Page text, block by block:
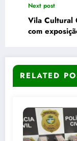
Next post
Vila Cultural
com
RELATED